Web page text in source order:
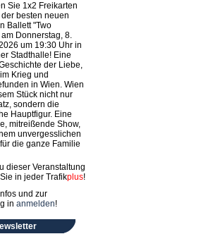
Sie 1x2 Freikarten
besten neuen
Ballett "Two
Donnerstag, 8.
um 19:30 Uhr in
Stadthalle! Eine
der Liebe,
Krieg und
in Wien. Wien
Stück nicht nur
sondern die
Hauptfigur. Eine
mitreißende Show,
unvergesslichen
die ganze Familie
dieser Veranstaltung
in jeder Trafikplus!
und zur
in anmelden!